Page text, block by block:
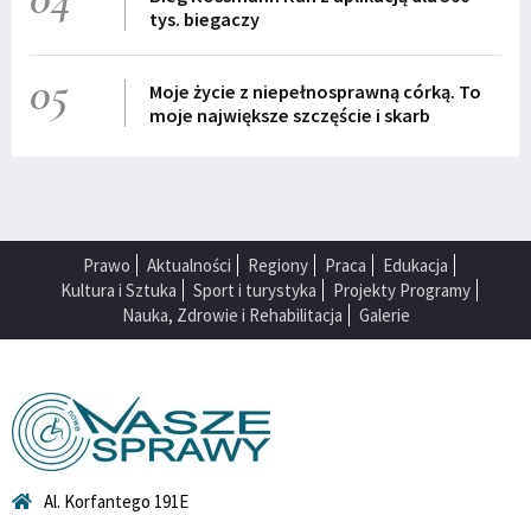
tys. biegaczy
05
Moje życie z niepełnosprawną córką. To
moje największe szczęście i skarb
Prawo Aktualności Regiony Praca
Edukacja
Kultura i Sztuka
Sport i turystyka
Projekty Programy
Nauka, Zdrowie i Rehabilitacja
Galerie
Al. Korfantego 191E